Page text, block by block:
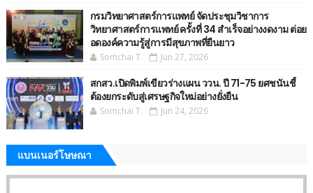
กรมวิทยาศาสตร์การแพทย์ จัดประชุมวิชาการ
วิทยาศาสตร์การแพทย์ ครั้งที่ 34 สำเร็จอย่างงดงาม ต่อย
อดองค์ความรู้สู่การมีสุขภาพที่ยืนยาว
Somchai T. Jun 27, 2026
สกสว.เปิดพิมพ์เขียวร่างแผน ววน. ปี 71-75 ยศชนันชี้
ต้องยกระดับสู่เศรษฐกิจใหม่อย่างยั่งยืน
Somchai T. Jun 24, 2026
แบนเนอร์โษษณา